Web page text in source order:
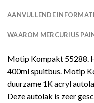
AANVULLENDE
WAAROM MERCURIUS
Motip Kompakt 55288.
400ml spuitbus. Motip
duurzame 1K acryl
Deze autolak is zeer